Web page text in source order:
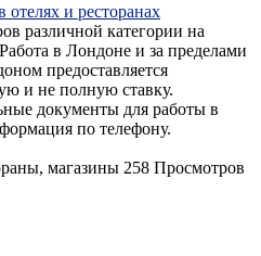
отелях и ресторанах
различной категории на
в Лондоне и за пределами
предоставляется
и не полную ставку.
документы для работы в
по телефону.
магазины 258 Просмотров